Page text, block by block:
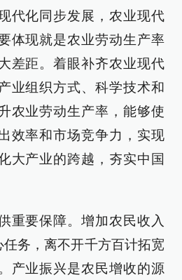
代化同步发展，农业现代
体现就是农业劳动生产率
差距。着眼补齐农业现代
业组织方式、科学技术和
农业劳动生产率，能够使
效率和市场竞争力，实现
大产业的跨越，夯实中国
重要保障。增加农民收入
任务，离不开千方百计拓宽
产业振兴是农民增收的源